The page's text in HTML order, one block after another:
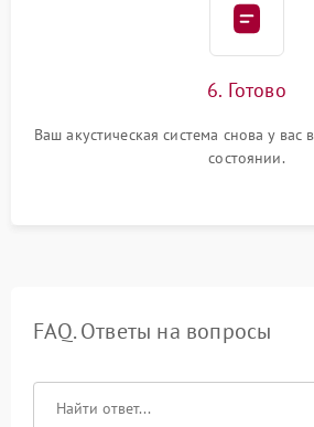
6. Готово
Ваш акустическая система снова у
состоянии.
FAQ. Ответы на вопросы